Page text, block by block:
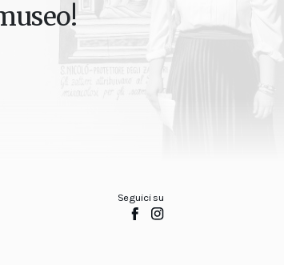
Seguici su